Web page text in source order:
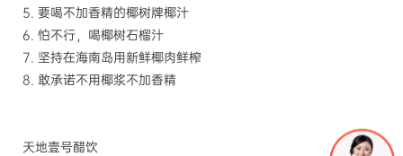
5. 要喝不加香精的椰树牌椰汁
6. 怕不行，喝椰树石榴汁
7. 坚持在海南岛用新鲜椰肉鲜榨
8. 敢承诺不用椰浆不加香精
天地壹号醋饮